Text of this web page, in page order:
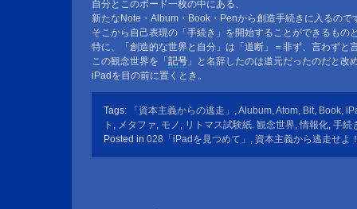
自分とこのボード一枚の中にある、
新たなNote・Album・Book・Penから創造手続きに入るので
そこから自己表現の「手続き」を開始することができるもの
特に、「創造的な世界と自分」は「道断」＝非ず、言わずと
この観念世界を「 記号 」と名辞したのは道元だったのだと改
iPadを目の前に置くとき。
Tags: 「資本主義からの逃走」 ,Alubum,Atom, Bit, Book,
ト , メタファ, モノ , リトマス試験紙. 観念世界,情報化, 手続
Posted in 028「iPadを見つめて」 , 資本主義から逃走せよ